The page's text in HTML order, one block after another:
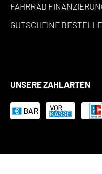
FAHRRAD
GUTSCHEINE
UNSERE ZAHLARTEN